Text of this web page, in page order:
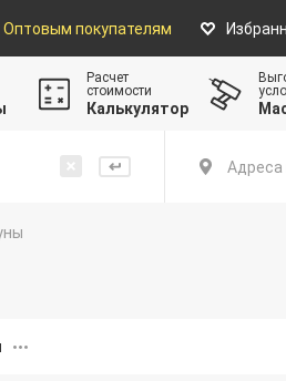
Оптовым покупателям
Расчет
стоимости
Калькулятор
Адреса